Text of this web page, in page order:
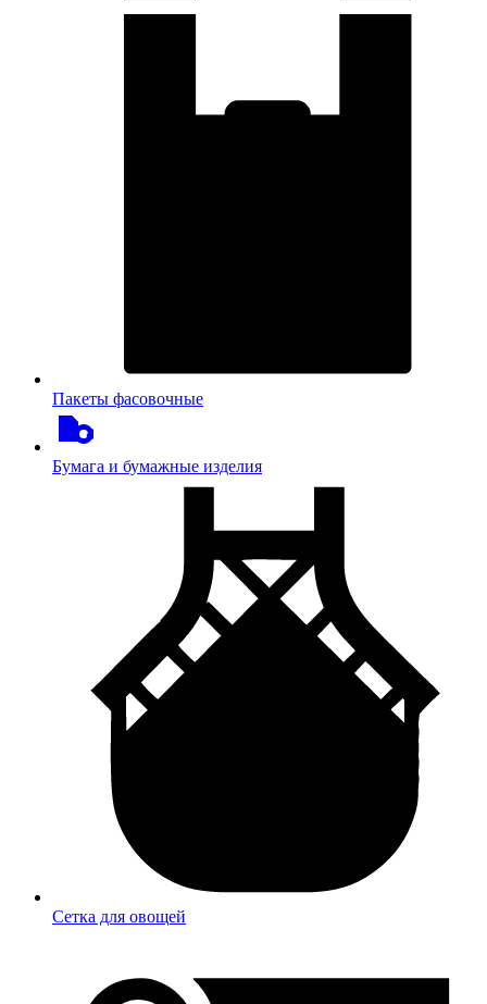
Пакеты фасовочные
Бумага и бумажные изделия
Сетка для овощей